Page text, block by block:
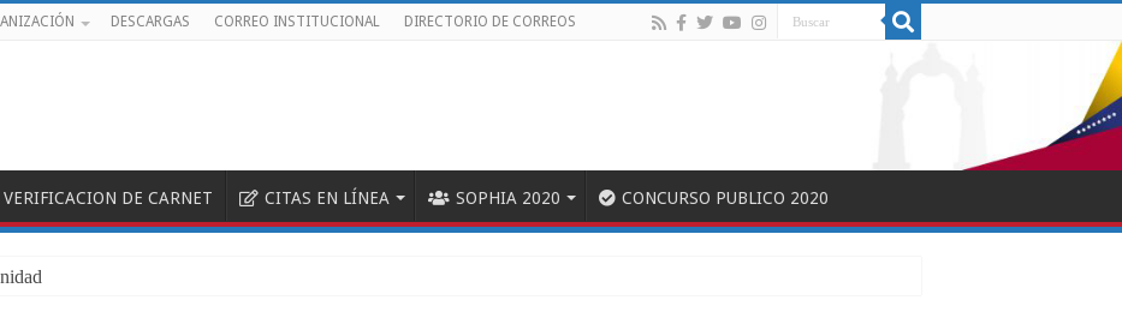
DESCARGAS CORREO INSTITUCIONAL DIRECTORIO DE CORREOS
VERIFICACION DE CARNET CITAS EN LÍNEA SOPHIA 2020 CONCURSO PUBLICO 2020
de Hemato